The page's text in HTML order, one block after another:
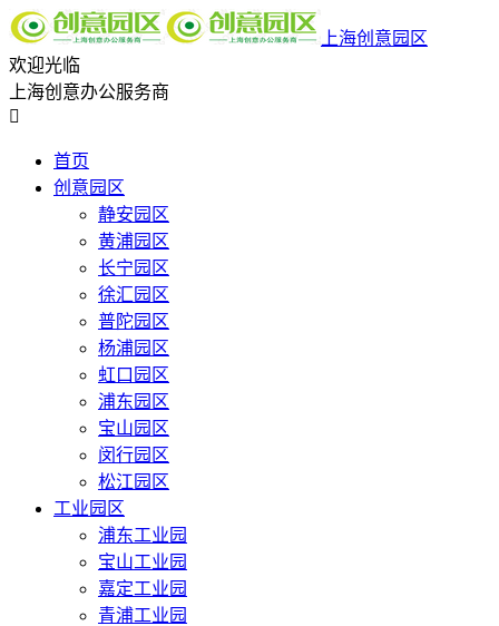
上海创意园区
欢迎光临
上海创意办公服务商

首页
创意园区
静安园区
黄浦园区
长宁园区
徐汇园区
普陀园区
杨浦园区
虹口园区
浦东园区
宝山园区
闵行园区
松江园区
工业园区
浦东工业园
宝山工业园
嘉定工业园
青浦工业园